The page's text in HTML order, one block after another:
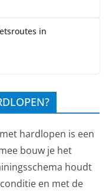
in
hardlopen is een
bouw je het
houdt
en met de